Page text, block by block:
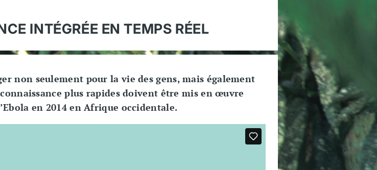
INTÉGRÉE EN TEMPS RÉEL
non seulement pour la vie des gens, mais également
plus rapides doivent être mis en œuvre
en 2014 en Afrique occidentale.